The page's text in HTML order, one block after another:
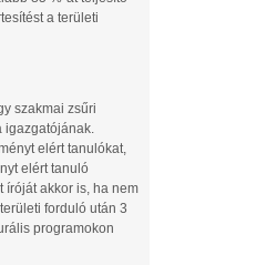
a területi
szakmai zsűri
igazgatójának.
elért tanulókat,
elért tanuló
íróját akkor is, ha nem
forduló után 3
programokon